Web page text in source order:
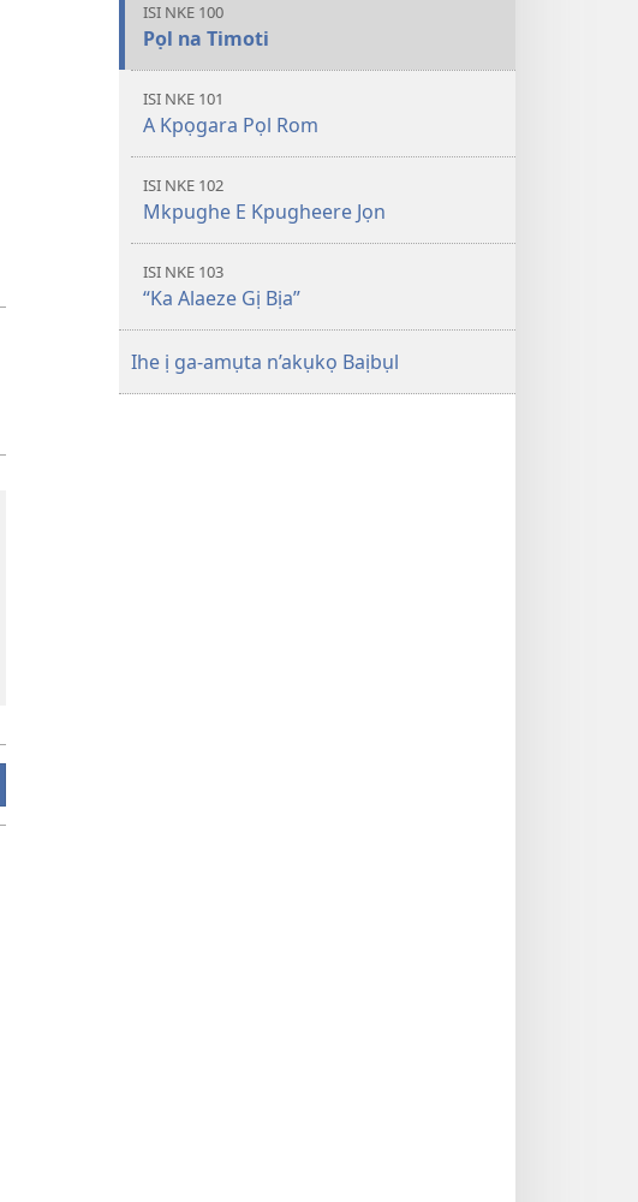
ISI NKE 100
Pọl na Timoti
ISI NKE 101
A Kpọgara Pọl Rom
ISI NKE 102
Mkpughe E Kpugheere Jọn
ISI NKE 103
“Ka Alaeze Gị Bịa”
Ihe ị ga-amụta n’akụkọ Baịbụl